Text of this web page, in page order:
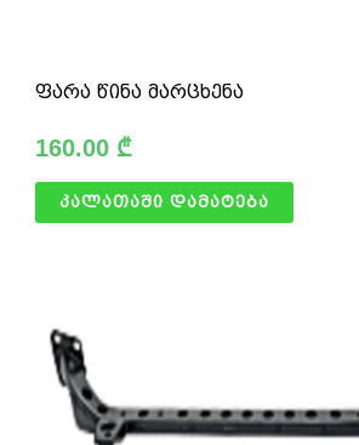
ფარა წინა მარცხენა
160.00 ₾
კალათაში დამატება